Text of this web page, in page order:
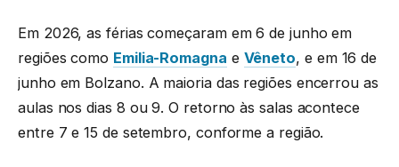
Em 2026, as férias começaram em 6 de junho em
regiões como Emilia-Romagna e Vêneto, e em 16 de
junho em Bolzano. A maioria das regiões encerrou as
aulas nos dias 8 ou 9. O retorno às salas acontece
entre 7 e 15 de setembro, conforme a região.